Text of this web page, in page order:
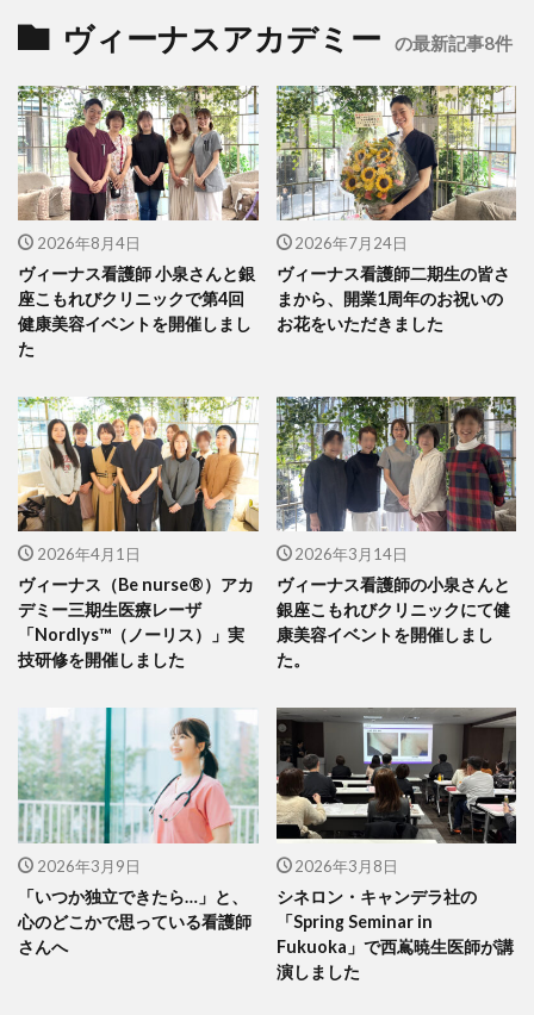
ヴィーナスアカデミー の最新記事8件
2026年8月4日
ヴィーナス看護師 小泉さんと銀
座こもれびクリニックで第4回
健康美容イベントを開催しまし
た
2026年7月24日
ヴィーナス看護師二期生の皆さ
まから、開業1周年のお祝いの
お花をいただきました
2026年4月1日
ヴィーナス（Be nurse®）アカ
デミー三期生医療レーザ
「Nordlys™（ノーリス）」実
技研修を開催しました
2026年3月14日
ヴィーナス看護師の小泉さんと
銀座こもれびクリニックにて健
康美容イベントを開催しまし
た。
2026年3月9日
「いつか独立できたら…」と、
心のどこかで思っている看護師
さんへ
2026年3月8日
シネロン・キャンデラ社の
「Spring Seminar in
Fukuoka」で西嶌暁生医師が講
演しました